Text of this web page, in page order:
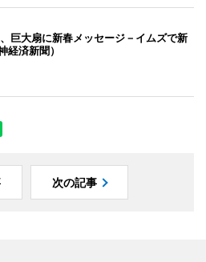
巨大扇に新春メッセージ－イムズで新
経済新聞）
次の記事